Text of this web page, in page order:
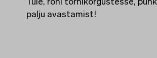
palju avastamist!